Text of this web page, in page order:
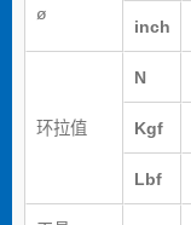
ø
inch
环拉值
N
Kgf
Lbf